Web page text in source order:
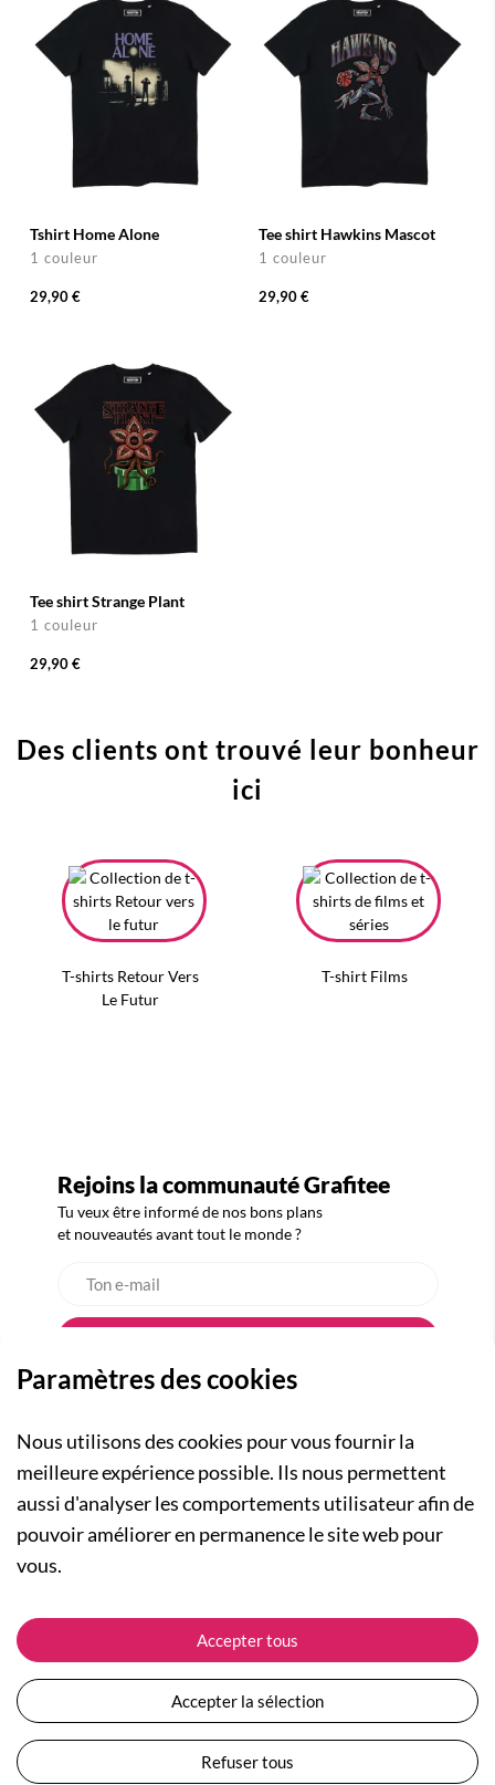
Tshirt Home Alone
1 couleur
29,90 €
Tee shirt Hawkins Mascot
1 couleur
29,90 €
Tee shirt Strange Plant
1 couleur
29,90 €
Des clients ont trouvé leur bonheur
ici
T-shirts Retour Vers
Le Futur
T-shirt Films
Rejoins la communauté Grafitee
Tu veux être informé de nos bons plans
et nouveautés avant tout le monde ?
A PROPOS
Qui sommes-nous ?
Actualités
Nos engagements
Plan du site
Devenir revendeur
NOS RUBRIQUES
Collection Femme
Collection Enfants
Les Totebags
Nos différents thèmes
ASSISTANCE
Suivre ma commande
Expédition et livraison
Retour et remboursement
Moyens de paiement
Conditions générales de vente
Paramètres des cookies
Nous utilisons des cookies pour vous fournir la
meilleure expérience possible. Ils nous permettent
aussi d'analyser les comportements utilisateur afin de
pouvoir améliorer en permanence le site web pour
vous.
Accepter tous
Accepter la sélection
Refuser tous